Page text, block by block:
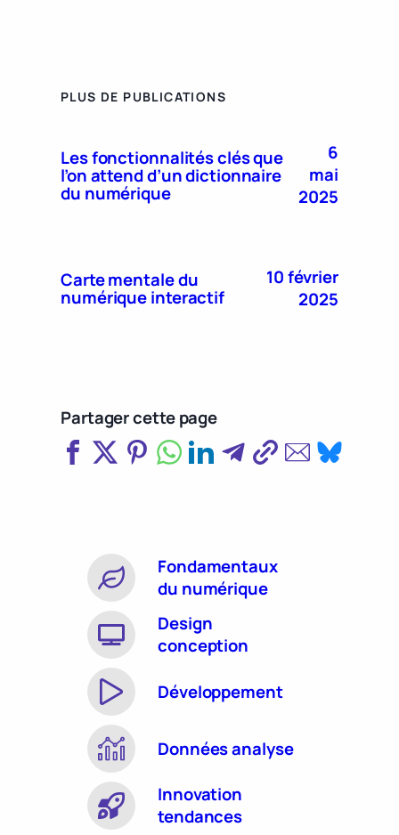
PLUS DE PUBLICATIONS
Les fonctionnalités clés que
l’on attend d’un dictionnaire
du numérique
6
mai
2025
Carte mentale du
numérique interactif
10 février
2025
Partager cette page
Fondamentaux
du numérique
Design
conception
Développement
Données analyse
Innovation
tendances